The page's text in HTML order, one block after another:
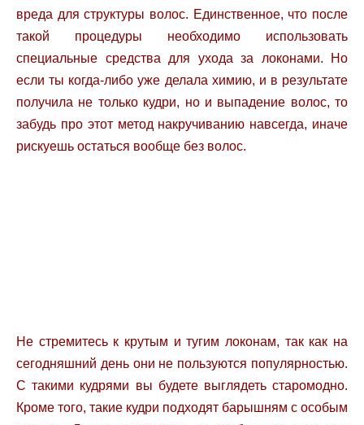
вреда для структуры волос. Единственное, что после
такой процедуры необходимо использовать
специальные средства для ухода за локонами. Но
если ты когда-либо уже делала химию, и в результате
получила не только кудри, но и выпадение волос, то
забудь про этот метод накручиванию навсегда, иначе
рискуешь остаться вообще без волос.
Не стремитесь к крутым и тугим локонам, так как на
сегодняшний день они не пользуются популярностью.
С такими кудрями вы будете выглядеть старомодно.
Кроме того, такие кудри подходят барышням с особым